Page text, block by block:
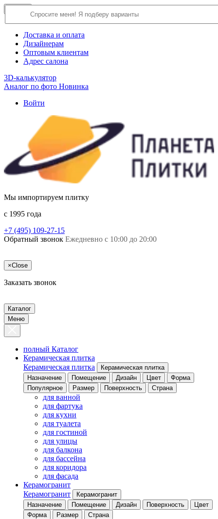
О компании
Доставка и оплата
Дизайнерам
Оптовым клиентам
Адрес салона
3D-калькулятор
Аналог по фото Новинка
Войти
Мы импортируем плитку
c 1995 года
+7 (495) 109-27-15
Обратный звонок Ежедневно с 10:00 до 20:00
×Close
Заказать звонок
Каталог
Меню
полный Каталог
Керамическая плитка
Керамическая плитка
Керамическая плитка
Назначение
Помещение Дизайн Цвет
Форма
Популярное
Размер Поверхность Страна
для ванной
для фартука
для кухни
для туалета
для гостиной
для улицы
для балкона
для бассейна
для коридора
для фасада
Керамогранит
Керамогранит
Керамогранит
Назначение
Помещение Дизайн Поверхность
Цвет
Форма
Размер Страна